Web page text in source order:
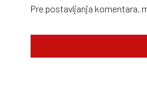
Pre postavljanja komentara,